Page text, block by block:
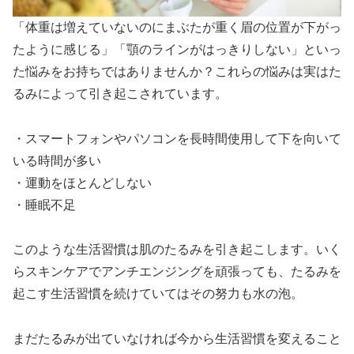
「体重は増えていないのにまぶたが重く眉の位置が下がっ
たように感じる」「顎のラインがはっきりしない」といっ
た悩みをお持ちではありませんか？これらの悩みは実はた
るみによって引き起こされています。
・スマートフォンやパソコンを長時間使用して下を向いて
いる時間が多い
・運動をほとんどしない
・睡眠不足
このような生活習慣は肌のたるみを引き起こします。いく
らスキンケアでアンチエンジングを頑張っても、たるみを
起こす生活習慣を続けていてはその努力も水の泡。
まだたるみが出ていなければ今から生活習慣を変えること